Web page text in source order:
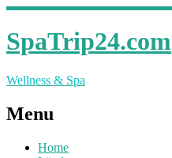
SpaTrip24.com
Wellness & Spa
Menu
Home